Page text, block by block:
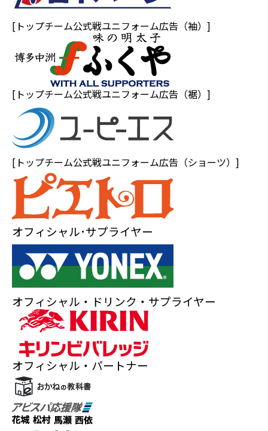
[トップチーム公式戦ユニフォーム広告（袖）]
[トップチーム公式戦ユニフォーム広告（裾）]
[トップチーム公式戦ユニフォーム広告（ショーツ）]
オフィシャル･サプライヤー
オフィシャル・ドリンク・サプライヤー
オフィシャル・パートナー